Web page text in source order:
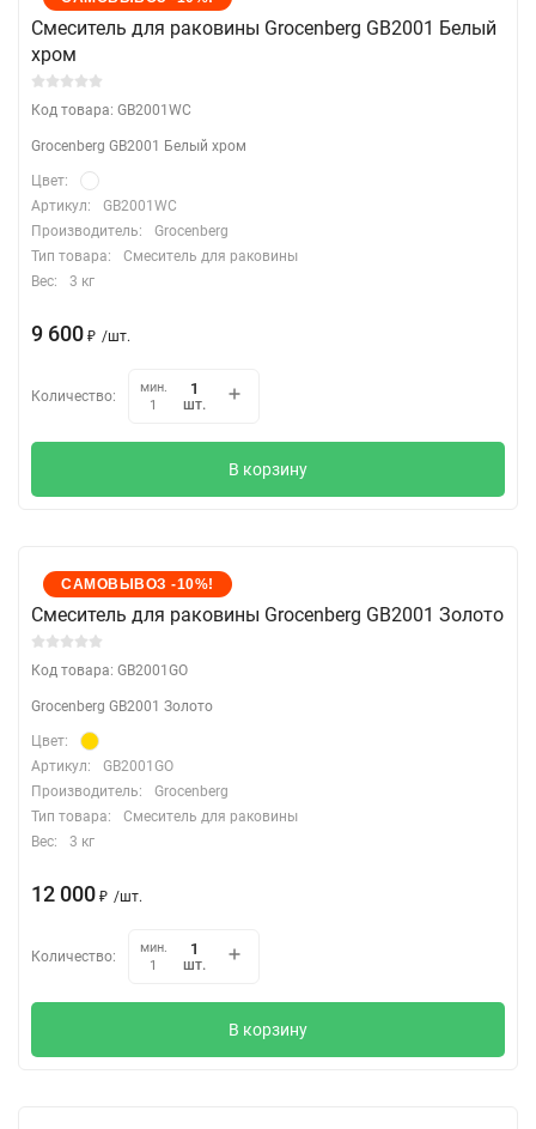
Cмеситель для раковины Grocenberg GB2001 Белый
хром
Код товара: GB2001WC
Grocenberg GB2001 Белый хром
Цвет:
Артикул:
GB2001WC
Производитель:
Grocenberg
Тип товара:
Смеситель для раковины
Вес:
3 кг
9 600 ₽ /шт.
Количество:
мин.
1
шт.
В корзину
САМОВЫВОЗ -10%!
Cмеситель для раковины Grocenberg GB2001 Золото
Код товара: GB2001GO
Grocenberg GB2001 Золото
Цвет:
Артикул:
GB2001GO
Производитель:
Grocenberg
Тип товара:
Смеситель для раковины
Вес:
3 кг
12 000 ₽ /шт.
Количество:
мин.
1
шт.
В корзину